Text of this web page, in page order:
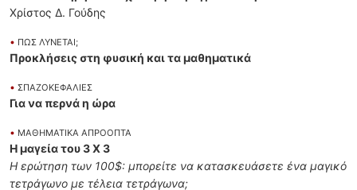
Χρίστος Δ. Γούδης
• ΠΩΣ ΛΥΝΕΤΑΙ;
Προκλήσεις στη φυσική και τα μαθηματικά
• ΣΠΑΖΟΚΕΦΑΛΙΕΣ
Για να περνά η ώρα
• ΜΑΘΗΜΑΤΙΚΑ ΑΠΡΟΟΠΤΑ
Η μαγεία του 3 Χ 3
Η ερώτηση των 100$: μπορείτε να κατασκευάσετε ένα μαγικό
τετράγωνο με τέλεια τετράγωνα;